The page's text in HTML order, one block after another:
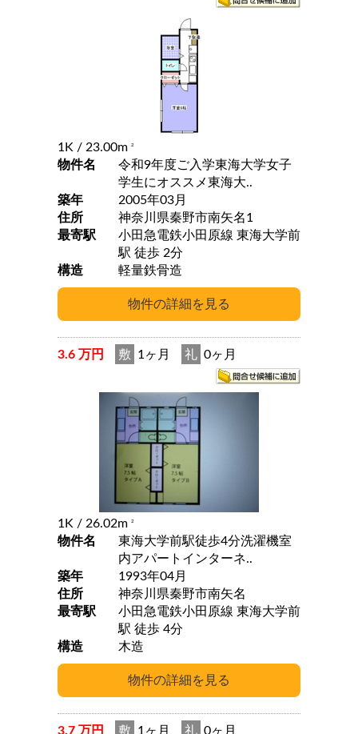
1K / 23.00m 2
物件名
令和9年度ご入学東海大学女子
学生にオススメ東海大..
築年
2005年03月
住所
神奈川県秦野市南矢名1
最寄駅
小田急電鉄小田原線 東海大学前
駅 徒歩 2分
構造
軽量鉄骨造
3.6 万円 敷 1ヶ月 礼 0ヶ月
1K / 26.02m 2
物件名
東海大学前駅徒歩4分洗濯機室
内アパートインターネ..
築年
1993年04月
住所
神奈川県秦野市南矢名
最寄駅
小田急電鉄小田原線 東海大学前
駅 徒歩 4分
構造
木造
3.7 万円 敷 1ヶ月 礼 0ヶ月